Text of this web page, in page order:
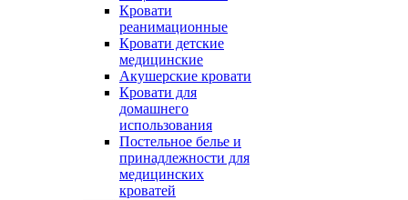
Кровати
реанимационные
Кровати детские
медицинские
Акушерские кровати
Кровати для
домашнего
использования
Постельное белье и
принадлежности для
медицинских
кроватей